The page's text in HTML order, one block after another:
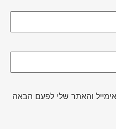
והאתר שלי לפעם הבאה